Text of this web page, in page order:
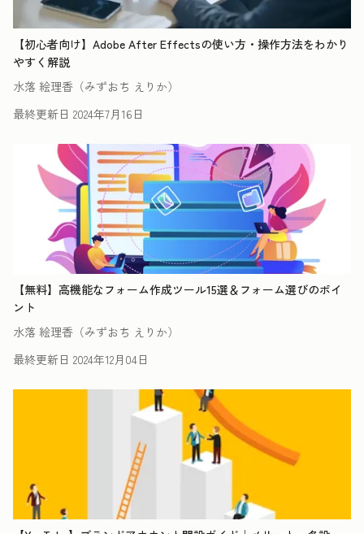
【初心者向け】Adobe After Effectsの使い方・操作方法をわかり
やすく解説
水落 絵理香（みずおち えりか）
最終更新日 2024年7月16日
【無料】高機能なフォーム作成ツール15選＆フォーム選びのポイ
ント
水落 絵理香（みずおち えりか）
最終更新日 2024年12月04日